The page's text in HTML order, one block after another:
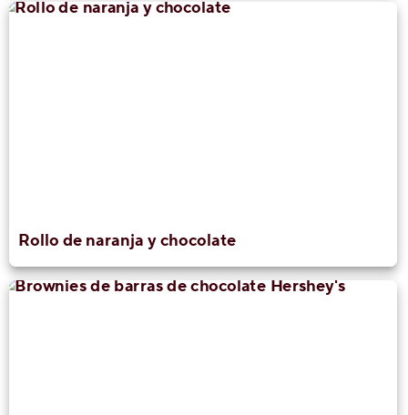
Rollo de naranja y chocolate